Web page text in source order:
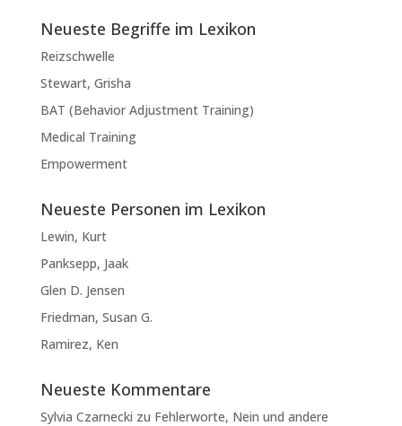
Neueste Begriffe im Lexikon
Reizschwelle
Stewart, Grisha
BAT (Behavior Adjustment Training)
Medical Training
Empowerment
Neueste Personen im Lexikon
Lewin, Kurt
Panksepp, Jaak
Glen D. Jensen
Friedman, Susan G.
Ramirez, Ken
Neueste Kommentare
Sylvia Czarnecki zu Fehlerworte, Nein und andere